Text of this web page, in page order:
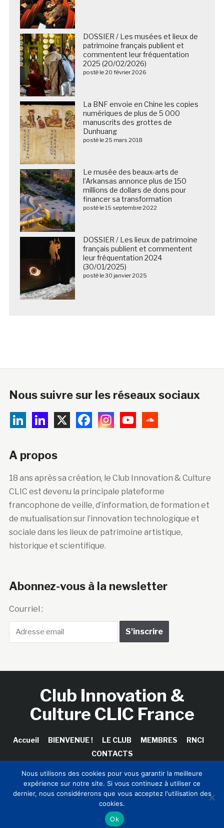
DOSSIER / Les musées et lieux de
patrimoine français publient et
commentent leur fréquentation
2025 (20/02/2026)
posté le 20 février 2026
La BNF envoie en Chine les copies
numériques de plus de 5 000
manuscrits des grottes de
Dunhuang
posté le 25 mars 2018
Le musée des beaux-arts de
l’Arkansas annonce plus de 150
millions de dollars de dons pour
financer sa transformation
posté le 15 septembre 2022
DOSSIER / Les lieux de patrimoine
français publient et commentent
leur fréquentation 2024
(30/01/2025)
posté le 30 janvier 2025
Nous suivre sur les réseaux sociaux
A propos
18 ans après sa création, le Club Innovation & Culture
CLIC est devenu la principale plateforme
francophone de veille, d’information, de formation et
de mutualisation sur l’innovation technologique et
sociale dans les lieux de patrimoine artistique,
historique et scientifique.
Abonnez-vous à la newsletter
Courriel :
Club Innovation &
Culture CLIC France
Accueil BIENVENUE ! LE CLUB MEMBRES
RNCI
CONTACTS
Copyright © 2026 Club Innovation & Culture CLIC France /
Sinapses Conseils
Nous utilisons des cookies pour vous garantir la meilleure
expérience sur notre site. Si vous continuez à utiliser ce
dernier, nous considérerons que vous acceptez l'utilisation des
cookies.
Ok